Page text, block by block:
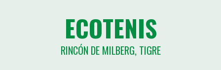
ECOTENIS
RINCÓN DE MILBERG, TIGRE